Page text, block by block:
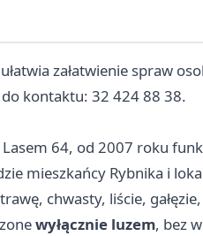
załatwienie spraw
kontaktu: 32 424 88 38.
Lasem 64, od 2007 roku
mieszkańcy Rybnika i
chwasty, liście,
wyłącznie luzem, bez